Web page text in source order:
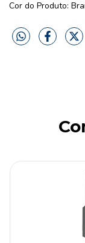
Cor do Produto: